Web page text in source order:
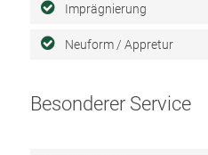
Imprägnierung
Neuform / Appretur
Besonderer Service